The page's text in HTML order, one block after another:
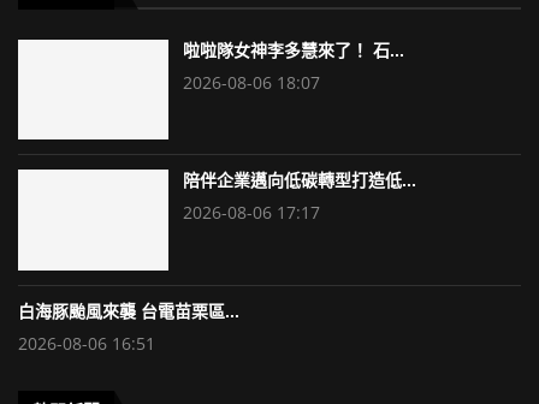
啦啦隊女神李多慧來了！ 石...
2026-08-06 18:07
陪伴企業邁向低碳轉型打造低...
2026-08-06 17:17
白海豚颱風來襲 台電苗栗區...
2026-08-06 16:51